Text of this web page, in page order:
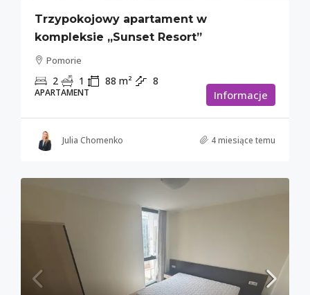
Trzypokojowy apartament w
kompleksie „Sunset Resort”
Pomorie
2 1 88 m² 8
APARTAMENT Informacje
Julia Chomenko 4 miesiące temu